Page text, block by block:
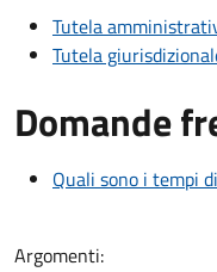
Tutela
Tutela
Domande
Quali sono i tempi
Argomenti: